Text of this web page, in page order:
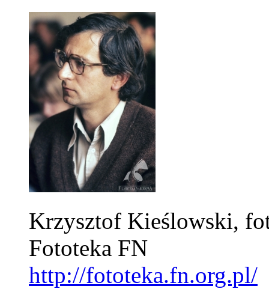
Krzysztof Kieślowski,
Fototeka FN
http://fototeka.fn.org.pl/